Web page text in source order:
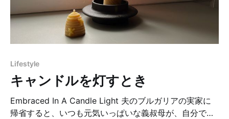
ンプルで、ずっと眺めていたい美しいフォルムばかり。
時代を超えて素晴らしい「Timeless – タイムレス」とい
う言葉がふさわしい道具は、時代に左右されることなく
今でも使いたくなります。 実際に私はチャリティーショ
いつい手に取り、我が家で使ってみたくなります。 毎日
ほぼやることが決まっている台所では特に、「普通の
Lifestyle
キャンドルを灯すとき
Embraced In A Candle Light 夫のブルガリアの実家に
帰省すると、いつも元気いっぱいな義叔母が、自分で採